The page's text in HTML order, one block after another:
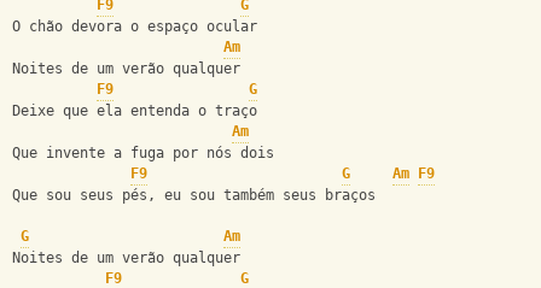
F9
G
O chão devora o espaço ocular
Am
Noites de um verão qualquer
F9
G
Deixe que ela entenda o traço
Am
Que invente a fuga por nós dois
F9
G Am
F9
Que sou seus pés, eu sou também seus braços
G
Am
Noites de um verão qualquer
F9
G